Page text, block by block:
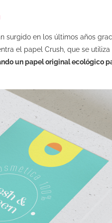
surgido en los últimos años
el papel Crush, que se
un papel original ecológico